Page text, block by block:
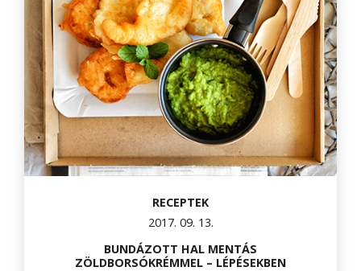
RECEPTEK
2017. 09. 13.
BUNDÁZOTT HAL MENTÁS
ZÖLDBORSÓKRÉMMEL – LÉPÉSEKBEN